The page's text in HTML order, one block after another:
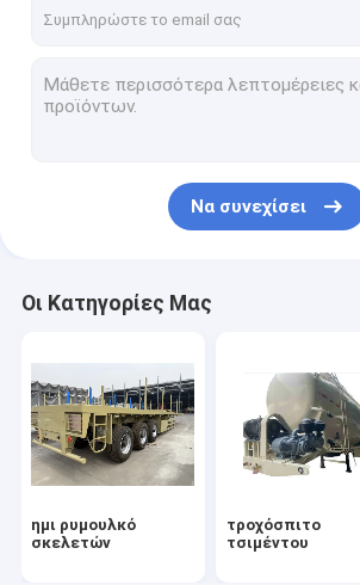
επίπεδης βάσης ημι ρυμουλκό
Ημι ρυμουλκό φρακτών
Φορτηγό δεξαμενών καυσίμων
Μηχανήματα κατασκευής
δευτερεύων φορτωτής
Εγκλωβισμένο ημιπροκατασκευαστικό
Κρέα φορτηγού φορτίου
Να συνεχίσει
Οι Κατηγορίες Μας
ημι ρυμουλκό
σκελετών
τροχόσπιτο
τσιμέντου